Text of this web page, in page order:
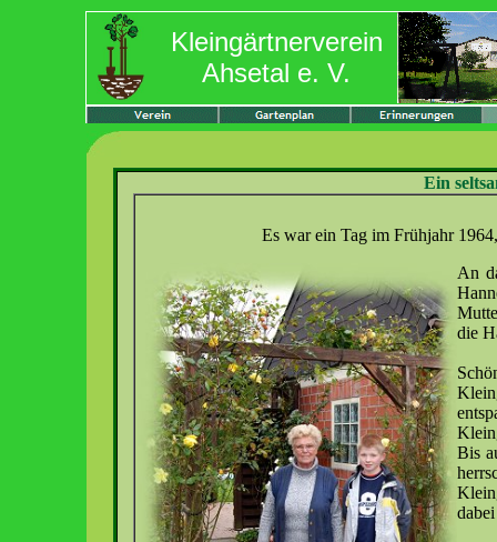
Kleingärtnerverein
Ahsetal e. V.
Ein
Es war ein Tag im Frühjahr
An
die
Bis